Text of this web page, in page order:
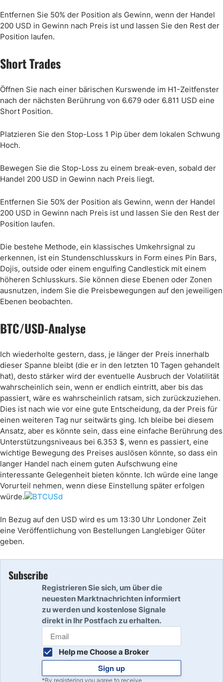
Entfernen Sie 50% der Position als Gewinn, wenn der Handel
200 USD in Gewinn nach Preis ist und lassen Sie den Rest der
Position laufen.
Short Trades
Öffnen Sie nach einer bärischen Kurswende im H1-Zeitfenster
nach der nächsten Berührung von 6.679 oder 6.811 USD eine
Short Position.
Platzieren Sie den Stop-Loss 1 Pip über dem lokalen Schwung
Hoch.
Bewegen Sie die Stop-Loss zu einem break-even, sobald der
Handel 200 USD in Gewinn nach Preis liegt.
Entfernen Sie 50% der Position als Gewinn, wenn der Handel
200 USD in Gewinn nach Preis ist und lassen Sie den Rest der
Position laufen.
Die bestehe Methode, ein klassisches Umkehrsignal zu
erkennen, ist ein Stundenschlusskurs in Form eines Pin Bars,
Dojis, outside oder einem engulfing Candlestick mit einem
höheren Schlusskurs. Sie können diese Ebenen oder Zonen
ausnutzen, indem Sie die Preisbewegungen auf den jeweiligen
Ebenen beobachten.
BTC/USD-Analyse
Ich wiederholte gestern, dass, je länger der Preis innerhalb
dieser Spanne bleibt (die er in den letzten 10 Tagen gehandelt
hat), desto stärker wird der eventuelle Ausbruch der Volatilität
wahrscheinlich sein, wenn er endlich eintritt, aber bis das
passiert, wäre es wahrscheinlich ratsam, sich zurückzuziehen.
Dies ist nach wie vor eine gute Entscheidung, da der Preis für
einen weiteren Tag nur seitwärts ging. Ich bleibe bei diesem
Ansatz, aber es könnte sein, dass eine einfache Berührung des
Unterstützungsniveaus bei 6.353 $, wenn es passiert, eine
wichtige Bewegung des Preises auslösen könnte, so dass ein
langer Handel nach einem guten Aufschwung eine
interessante Gelegenheit bieten könnte. Ich würde eine lange
Vorurteil nehmen, wenn diese Einstellung später erfolgen
würde.
In Bezug auf den USD wird es um 13:30 Uhr Londoner Zeit
eine Veröffentlichung von Bestellungen Langlebiger Güter
geben.
Subscribe
Registrieren Sie sich, um über die
neuesten Marktnachrichten informiert
zu werden und kostenlose Signale
direkt in Ihr Postfach zu erhalten.
Help me Choose a Broker
Sign up
*By registering you agree to receive